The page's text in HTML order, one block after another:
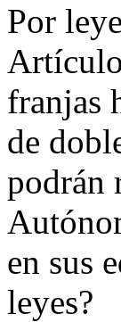
Por
franjas
de
podrán
en sus
leyes?